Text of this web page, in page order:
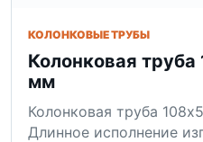
КОЛОНКОВЫЕ ТРУБЫ
Колонковая
мм
Колонковая труба
Длинное исполнение